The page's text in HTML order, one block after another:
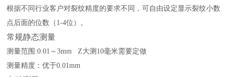
根据不同行业客户对裂纹精度的要求不同，可自由设定显示裂纹小数
点后面的位数（ 1-4位）。
常规静态测量
测量范围 :0.01～3mm Z大测10毫米需要定做
测量精度：优于0.01mm